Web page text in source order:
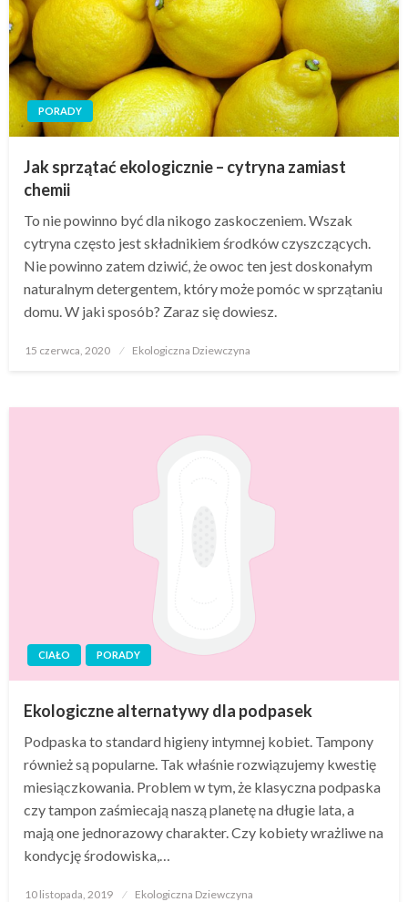
PORADY
Jak sprzątać ekologicznie – cytryna zamiast
chemii
To nie powinno być dla nikogo zaskoczeniem. Wszak
cytryna często jest składnikiem środków czyszczących.
Nie powinno zatem dziwić, że owoc ten jest doskonałym
naturalnym detergentem, który może pomóc w sprzątaniu
domu. W jaki sposób? Zaraz się dowiesz.
Opublikowane
15 czerwca, 2020 Ekologiczna Dziewczyna
CIAŁO PORADY
Ekologiczne alternatywy dla podpasek
Podpaska to standard higieny intymnej kobiet. Tampony
również są popularne. Tak właśnie rozwiązujemy kwestię
miesiączkowania. Problem w tym, że klasyczna podpaska
czy tampon zaśmiecają naszą planetę na długie lata, a
mają one jednorazowy charakter. Czy kobiety wrażliwe na
kondycję środowiska,…
Opublikowane
10 listopada, 2019 Ekologiczna Dziewczyna